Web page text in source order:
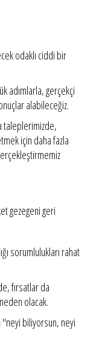
odaklı ciddi bir
adımlarla, gerçekçi
alabileceğiz.
taleplerimizde,
için daha fazla
gezegeni geri
sorumlulukları rahat
fırsatlar da
olacak.
biliyorsun, neyi